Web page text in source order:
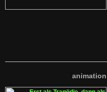
animation